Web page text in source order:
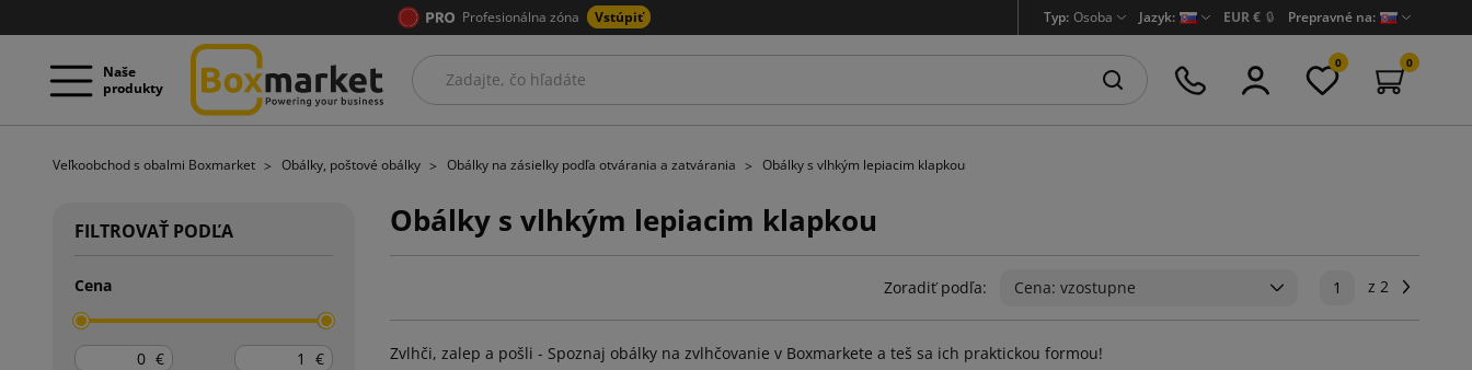
Profesionálna zóna Vstúpiť Typ: Osoba Jazyk: EUR € 🔒 Prepravné na:
Naše
produkty
0 0
Veľkoobchod s obalmi Boxmarket Obálky, poštové obálky Obálky na zásielky podľa otvárania a zatvárania Obálky s vlhkým lepiacim klapkou
FILTROVAŤ PODĽA
Cena
€ €
Obálky s vlhkým lepiacim klapkou
Zoradiť podľa: Cena: vzostupne 1 z 2
Zvlhči, zalep a pošli - Spoznaj obálky na zvlhčovanie v Boxmarkete a teš sa ich praktickou formou!